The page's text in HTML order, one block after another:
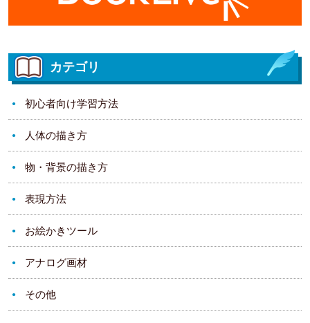
カテゴリ
初心者向け学習方法
人体の描き方
物・背景の描き方
表現方法
お絵かきツール
アナログ画材
その他